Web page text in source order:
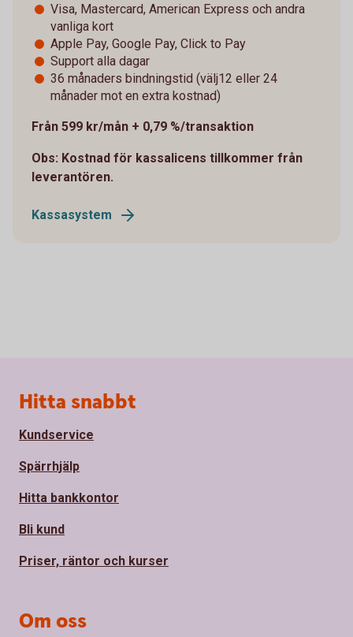
Visa, Mastercard, American Express och andra
vanliga kort
Apple Pay, Google Pay, Click to Pay
Support alla dagar
36 månaders bindningstid (välj12 eller 24
månader mot en extra kostnad)
Från 599 kr/mån + 0,79 %/transaktion
Obs: Kostnad för kassalicens tillkommer från
leverantören.
Kassasystem
Sidfot
Hitta snabbt
Kundservice
Spärrhjälp
Hitta bankkontor
Bli kund
Priser, räntor och kurser
Om oss